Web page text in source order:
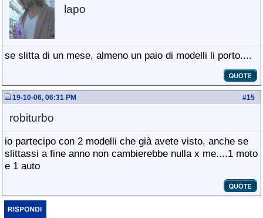
lapo
se slitta di un mese, almeno un paio di modelli li porto....
#15
19-10-06, 06:31 PM
robiturbo
io partecipo con 2 modelli che già avete visto, anche se
slittassi a fine anno non cambierebbe nulla x me....1 moto
e 1 auto